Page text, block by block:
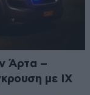
Άρτα –
με ΙΧ